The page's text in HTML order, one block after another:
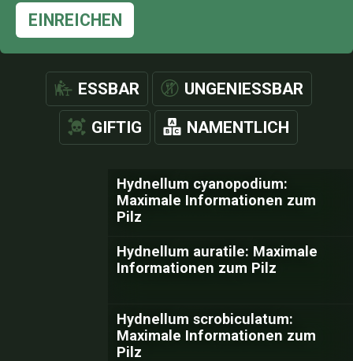
EINREICHEN
ESSBAR UNGENIESSBAR
GIFTIG NAMENTLICH
Hydnellum cyanopodium:
Maximale Informationen zum
Pilz
Hydnellum auratile: Maximale
Informationen zum Pilz
Hydnellum scrobiculatum:
Maximale Informationen zum
Pilz